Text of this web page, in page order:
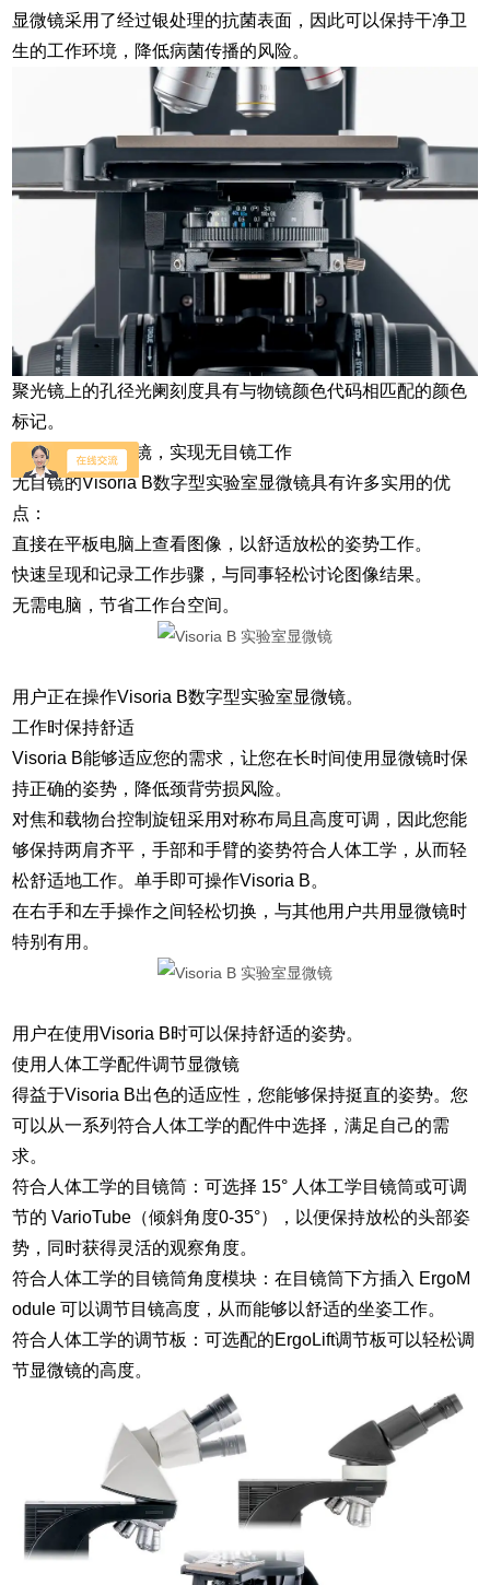
显微镜采用了经过银处理的抗菌表面，因此可以保持干净卫
生的工作环境，降低病菌传播的风险。
聚光镜上的孔径光阑刻度具有与物镜颜色代码相匹配的颜色
标记。
使用数字型显微镜，实现无目镜工作
无目镜的Visoria B数字型实验室显微镜具有许多实用的优
点：
直接在平板电脑上查看图像，以舒适放松的姿势工作。
快速呈现和记录工作步骤，与同事轻松讨论图像结果。
无需电脑，节省工作台空间。
用户正在操作Visoria B数字型实验室显微镜。
工作时保持舒适
Visoria B能够适应您的需求，让您在长时间使用显微镜时保
持正确的姿势，降低颈背劳损风险。
对焦和载物台控制旋钮采用对称布局且高度可调，因此您能
够保持两肩齐平，手部和手臂的姿势符合人体工学，从而轻
松舒适地工作。单手即可操作Visoria B。
在右手和左手操作之间轻松切换，与其他用户共用显微镜时
特别有用。
用户在使用Visoria B时可以保持舒适的姿势。
使用人体工学配件调节显微镜
得益于Visoria B出色的适应性，您能够保持挺直的姿势。您
可以从一系列符合人体工学的配件中选择，满足自己的需
求。
符合人体工学的目镜筒：可选择 15° 人体工学目镜筒或可调
节的 VarioTube（倾斜角度0-35°），以便保持放松的头部姿
势，同时获得灵活的观察角度。
符合人体工学的目镜筒角度模块：在目镜筒下方插入 ErgoM
odule 可以调节目镜高度，从而能够以舒适的坐姿工作。
符合人体工学的调节板：可选配的ErgoLift调节板可以轻松调
节显微镜的高度。